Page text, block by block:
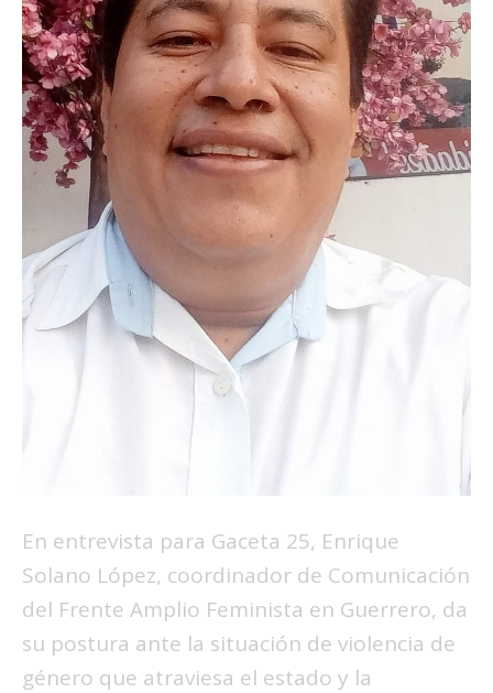
En entrevista para Gaceta 25, Enrique
Solano López, coordinador de Comunicación
del Frente Amplio Feminista en Guerrero, da
su postura ante la situación de violencia de
género que atraviesa el estado y la